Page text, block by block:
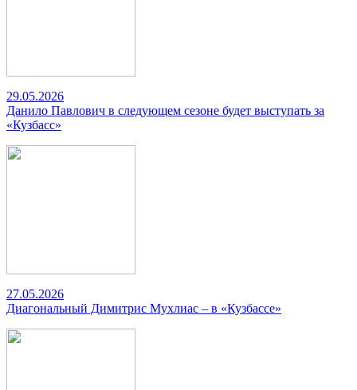
29.05.2026
Данило Павлович в следующем сезоне будет выступать за
«Кузбасс»
27.05.2026
Диагональный Димитрис Мухлиас – в «Кузбассе»